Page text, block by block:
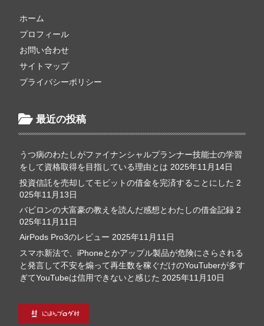
ホーム
プロフィール
お問い合わせ
サイトマップ
プライバシーポリシー
最近の投稿
うつ病のわたしがファイナンシャルプランナー技能士の学習
をして資格取得を目指している理由とは 2025年11月14日
投資信託を売却してモビットの借金を完済することにした 2
025年11月13日
バビロンの大富豪の教えを読んだ感想とわたしの借金記録 2
025年11月11日
AirPods Pro3のレビュー 2025年11月11日
スマホ新法で、iPhoneとかアップル製品が危険にさらされる
と発言して不安を煽って再生数を稼ぐだけのYouTuberが多す
ぎてYouTubeは信用できないと感じた 2025年11月10日